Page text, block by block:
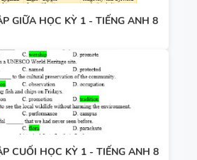
GIỮA HỌC KỲ 1 - TIẾNG ANH 8
CUỐI HỌC KỲ 1 - TIẾNG ANH 8